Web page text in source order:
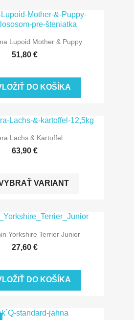
Lupoid Mother & Puppy
51,80 €
DO KOŠÍKA
Lachs & Kartoffel
63,90 €
VARIANT
Yorkshire Terrier Junior
27,60 €
DO KOŠÍKA